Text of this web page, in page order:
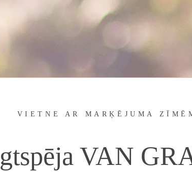
VIETNE AR MARĶĒJUMA
VAN